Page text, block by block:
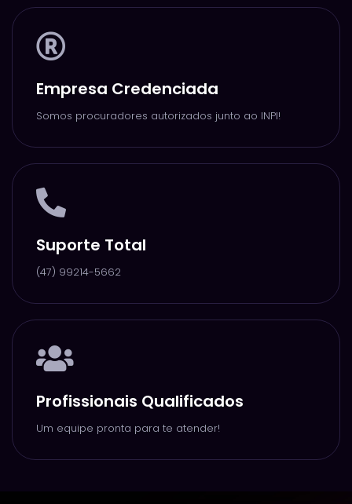
Empresa Credenciada
Somos procuradores autorizados junto ao INPI!
Suporte Total
(47) 99214-5662
Profissionais Qualificados
Um equipe pronta para te atender!